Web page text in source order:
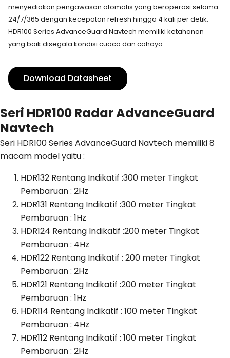
menyediakan pengawasan otomatis yang beroperasi selama
24/7/365 dengan kecepatan refresh hingga 4 kali per detik.
HDR100 Series AdvanceGuard Navtech memiliki ketahanan
yang baik disegala kondisi cuaca dan cahaya.
Download Datasheet
Seri HDR100 Radar AdvanceGuard
Navtech
Seri HDR100 Series AdvanceGuard Navtech memiliki 8
macam model yaitu :
HDR132 Rentang Indikatif :300 meter Tingkat
Pembaruan : 2Hz
HDR131 Rentang Indikatif :300 meter Tingkat
Pembaruan : 1Hz
HDR124 Rentang Indikatif :200 meter Tingkat
Pembaruan : 4Hz
HDR122 Rentang Indikatif : 200 meter Tingkat
Pembaruan : 2Hz
HDR121 Rentang Indikatif :200 meter Tingkat
Pembaruan : 1Hz
HDR114 Rentang Indikatif : 100 meter Tingkat
Pembaruan : 4Hz
HDR112 Rentang Indikatif : 100 meter Tingkat
Pembaruan : 2Hz